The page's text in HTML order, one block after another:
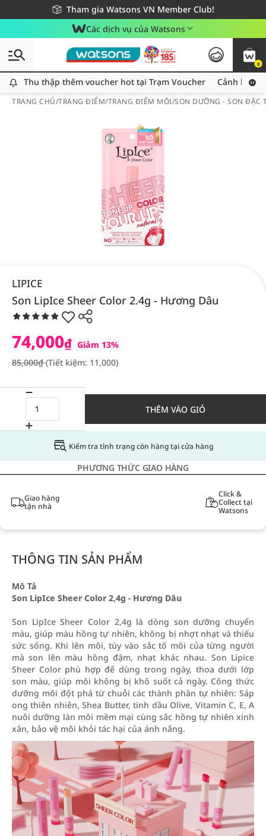
Tham gia Watsons VN Member Club!
Miễn phí giao hàng cho đơn hàng từ 249,000Đ
Giao hàng nhanh 24h - Áp dụng khu vực TP. Hồ Chí Minh
Các dịch vụ của Watsons
0
Thu thập thêm voucher hot tại Trạm Voucher
Thu thập thêm voucher hot tại Trạm Voucher Cảnh báo
TRANG CHỦ/TRANG ĐIỂM/TRANG ĐIỂM MÔI/SON DƯỠNG - SON ĐẶC
LIPICE
Son LipIce Sheer Color 2.4g - Hương Dâu
74,000₫ Giảm 13%
85,000₫(Tiết kiệm: 11,000)
THÊM VÀO GIỎ
Kiểm tra tình trạng còn hàng tại cửa hàng
PHƯƠNG THỨC GIAO HÀNG
Giao hàng
tận nhà
Click &
Collect tại
Watsons
THÔNG TIN SẢN PHẨM
Mô Tả
Son LipIce Sheer Color 2,4g - Hương Dâu
Son LipIce Sheer Color 2,4g là dòng son dưỡng chuyển
màu, giúp màu hồng tự nhiên, không bị nhợt nhạt và thiếu
sức sống. Khi lên môi, tùy vào sắc tố môi của từng người
mà son lên màu hồng đậm, nhạt khác nhau. Son Lipice
Sheer Color phù hợp để dùng trong ngày, thoa dưới lớp
son màu, giúp môi không bị khô suốt cả ngày. Công thức
dưỡng môi đột phá từ chuỗi các thành phần tự nhiên: Sáp
ong thiên nhiên, Shea Butter, tinh dầu Olive, Vitamin C, E, A
nuôi dưỡng làn môi mềm mại cùng sắc hồng tự nhiên xinh
xắn, bảo vệ môi khỏi tác hại của ánh nắng.